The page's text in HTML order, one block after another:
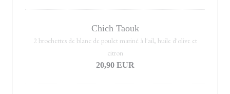
Chich Taouk
2 brochettes de blanc de poulet mariné à l'ail, huile d'olive et
citron
20,90 EUR